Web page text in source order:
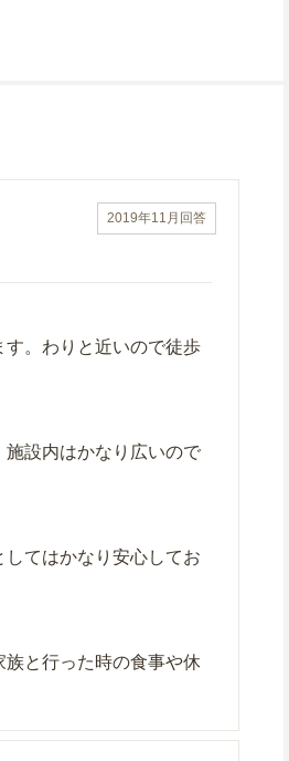
2019年11月 回答
。わりと近いので徒歩
設内はかなり広いので
てはかなり安心してお
と行った時の食事や休